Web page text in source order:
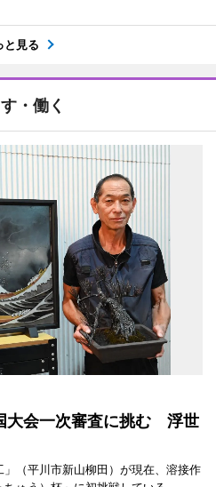
と見る
・働く
大会一次審査に挑む 浮世
（平川市新山柳田）が現在、溶接作